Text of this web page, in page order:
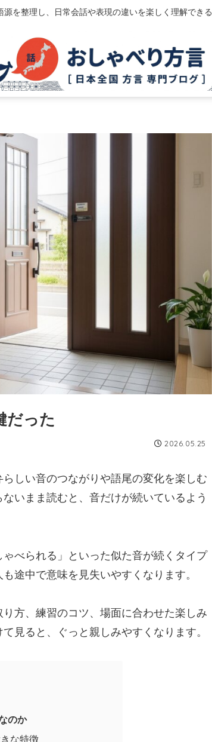
源を整理し、日常会話や表現の違いを楽しく理解できる
だった
2026.05.25
しい音のつながりや語尾の変化を楽しむ
いまま読むと、音だけが続いているよう
べられる」といった似た音が続くタイプ
途中で意味を見失いやすくなります。
方、練習のコツ、場面に合わせた楽しみ
見ると、ぐっと親しみやすくなります。
のか
な特徴